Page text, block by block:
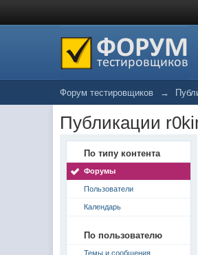
Форум тестировщиков →
Публикации
По типу контента
Форумы
Пользователи
Календарь
По пользователю
Темы и сообщения